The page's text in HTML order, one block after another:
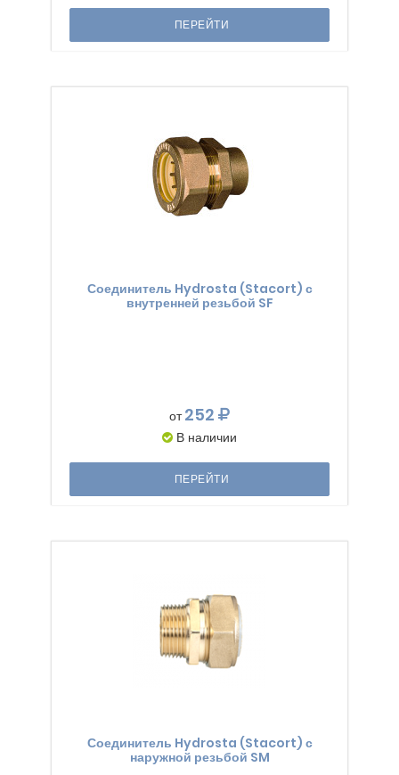
ПЕРЕЙТИ
Соединитель Hydrosta (Stacort) с
внутренней резьбой SF
от252
В наличии
ПЕРЕЙТИ
Соединитель Hydrosta (Stacort) с
наружной резьбой SM